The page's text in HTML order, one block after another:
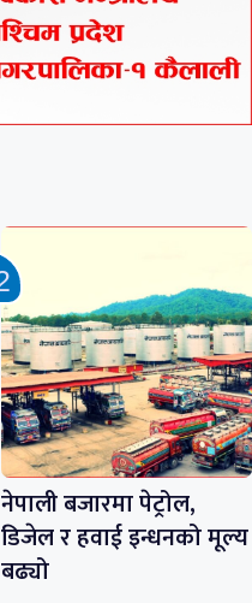
नेपाली बजारमा पेट्रोल,
डिजेल र हवाई इन्धनको मूल्य
बढ्यो